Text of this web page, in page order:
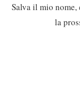
Salva il mio nome,
la